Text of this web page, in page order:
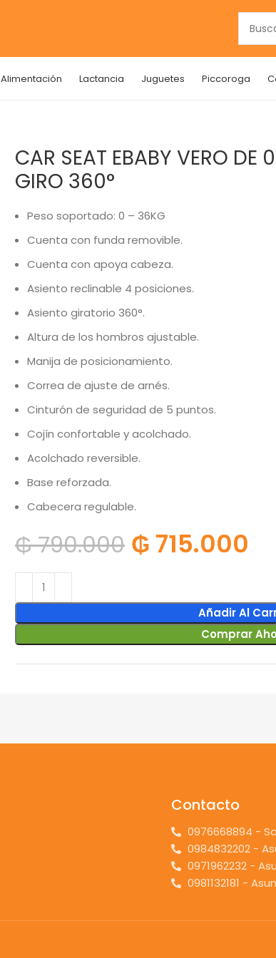
Alimentación Lactancia Juguetes Piccoroga
CAR SEAT EBABY VERO DE
GIRO 360°
Peso soportado: 0 – 36KG
Cuenta con funda removible.
Cuenta con apoya cabeza.
Asiento reclinable 4 posiciones.
Asiento giratorio 360°.
Altura de los hombros ajustable.
Manija de posicionamiento.
Correa de ajuste de arnés.
Cinturón de seguridad de 5 puntos.
Cojín confortable y acolchado.
Acolchado reversible.
Base reforzada.
Cabecera regulable.
₲790.000 ₲ 715.000
Añadir Al
Comprar
Contacto
0976668894 -
0984832202 -
0971962232 -
0981132181 -